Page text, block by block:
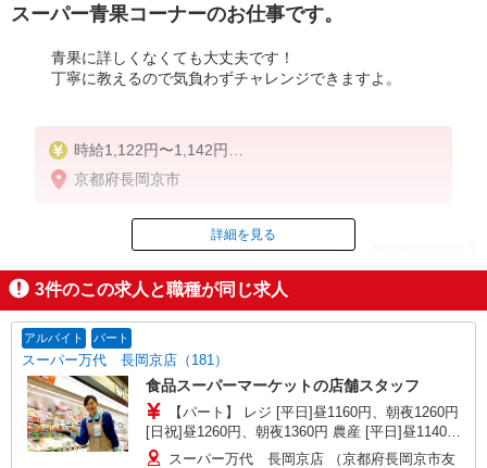
スーパー青果コーナーのお仕事です。
青果に詳しくなくても大丈夫です！
丁寧に教えるので気負わずチャレンジできますよ。
時給1,122円〜1,142円
5-8時 1142円
19-22時 1182円
22-5時 1428円（深夜手当含む）
土日／20円
※給与幅は時間帯による
京都府長岡京市
ID：AE0513156812
掲載期間終了
詳細を見る
3件のこの求人と職種が同じ求人
アルバイト パート
スーパー万代 長岡京店（181）
食品スーパーマーケットの店舗スタッフ
【パート】 レジ [平日]昼1160円、朝夜1260円
[日祝]昼1260円、朝夜1360円 農産 [平日]昼1140
円、朝夜1240円 [日祝]昼1240円、朝夜1340円
スーパー万代 長岡京店 （京都府長岡京市友